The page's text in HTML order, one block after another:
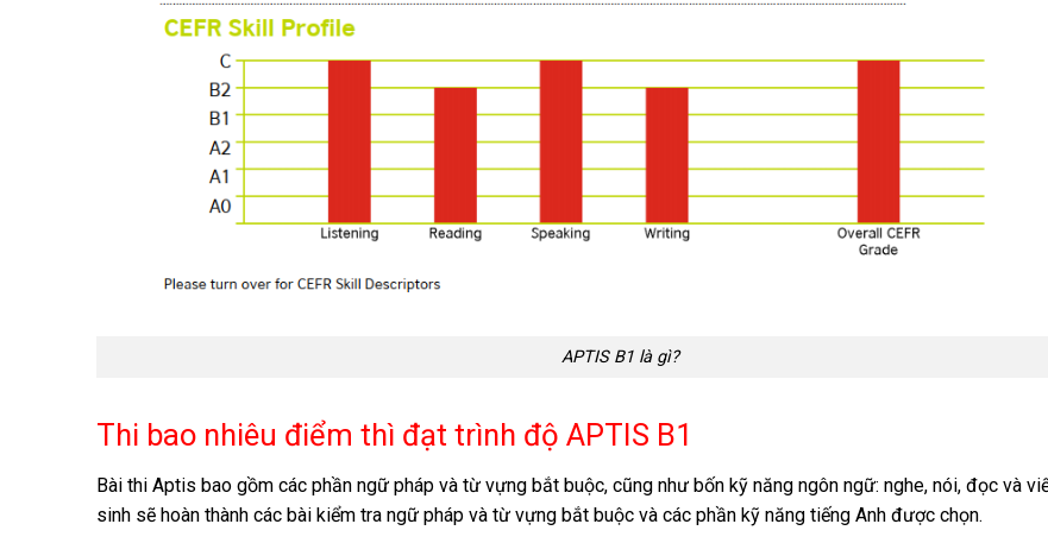
APTIS B1 là gì?
Thi bao nhiêu điểm thì đạt trình độ APTIS B1
Bài thi Aptis bao gồm các phần ngữ pháp và từ vựng bắt buộc, cũng như bốn kỹ năng ngôn ngữ: nghe, nói, đọc và
sinh sẽ hoàn thành các bài kiểm tra ngữ pháp và từ vựng bắt buộc và các phần kỹ năng tiếng Anh được chọn.